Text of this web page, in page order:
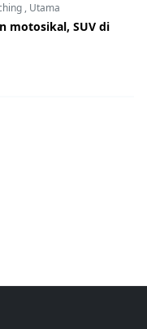
, Utama
motosikal, SUV di